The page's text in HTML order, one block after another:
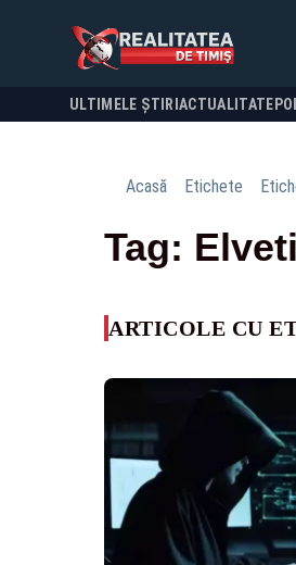
ULTIMELE ȘTIRI ACTUALITATE
Acasă Etichete
Tag:
ARTICOLE CU